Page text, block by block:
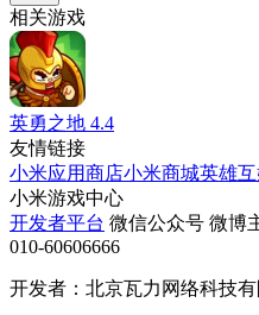
相关游戏
英勇之地 4.4
友情链接
小米应用商店小米商城英雄
小米游戏中心
开发者平台 微信公众号 微博
010-60606666
开发者：北京瓦力网络科技有